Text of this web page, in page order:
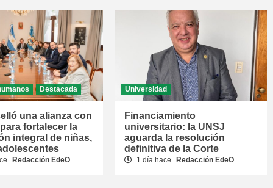
Destacada
una alianza con
fortalecer la
integral de niñas,
Redacción EdeO
Universidad
Financiamiento
universitario: la UNSJ
aguarda la resolución
definitiva de la Corte
1 día hace Redacción EdeO